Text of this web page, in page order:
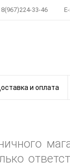
8(967)224-33-46
и оплата